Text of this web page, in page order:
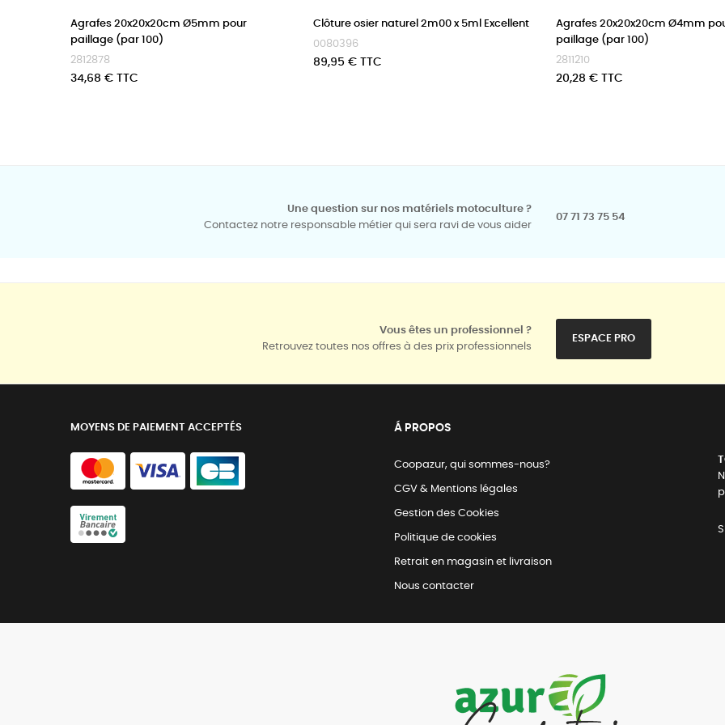
Agrafes 20x20x20cm Ø5mm pour
paillage (par 100)
2812878
Prix
34,68 € TTC
Clôture osier naturel 2m00 x 5ml Excellent
0080396
Prix
89,95 € TTC
Agrafes 20x20x20cm Ø4mm
paillage (par 100)
2811210
Prix
20,28 € TTC
Une question sur nos matériels motoculture ?
Contactez notre responsable métier qui sera ravi de vous aider
07 71 73 75 54
Vous êtes un professionnel ?
Retrouvez toutes nos offres à des prix professionnels
ESPACE PRO
MOYENS DE PAIEMENT ACCEPTÉS Á PROPOS
Coopazur, qui sommes-nous?
CGV & Mentions légales
Gestion des Cookies
Politique de cookies
Retrait en magasin et livraison
Nous contacter